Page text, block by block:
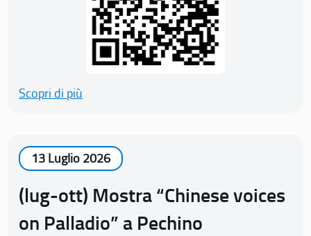
Scopri di più
13 Luglio 2026
(lug-ott) Mostra “Chinese voices
on Palladio” a Pechino